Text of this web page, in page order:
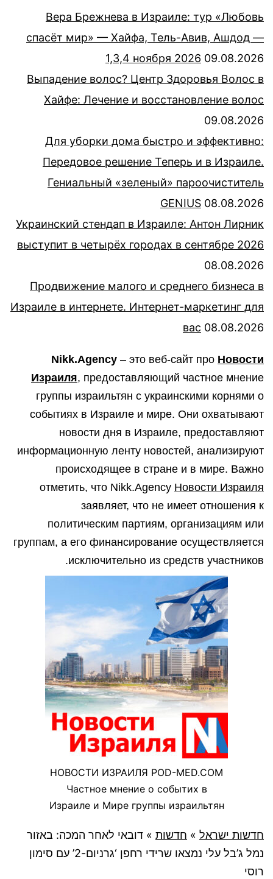
Вера Брежнева в Израиле: тур «Любовь
спасёт мир» — Хайфа, Тель-Авив, Ашдод —
1,3,4 ноября 2026 09.08.2026
Выпадение волос? Центр Здоровья Волос в
Хайфе: Лечение и восстановление волос
09.08.2026
Для уборки дома быстро и эффективно:
Передовое решение Теперь и в Израиле.
Гениальный «зеленый» пароочиститель
GENIUS 08.08.2026
Украинский стендап в Израиле: Антон Лирник
выступит в четырёх городах в сентябре 2026
08.08.2026
Продвижение малого и среднего бизнеса в
Израиле в интернете. Интернет-маркетинг для
вас 08.08.2026
Nikk.Agency – это веб-сайт про Новости
Израиля, предоставляющий частное мнение
группы израильтян с украинскими корнями о
событиях в Израиле и мире. Они охватывают
новости дня в Израиле, предоставляют
информационную ленту новостей, анализируют
происходящее в стране и в мире. Важно
отметить, что Nikk.Agency Новости Израиля
заявляет, что не имеет отношения к
политическим партиям, организациям или
группам, а его финансирование осуществляется
исключительно из средств участников.
НОВОСТИ ИЗРАИЛЯ POD-MED.COM
Частное мнение о событих в
Израиле и Мире группы израильтян
חדשות ישראל » חדשות » דובאי לאחר המכה: באזור
נמל ג’בל עלי נמצאו שרידי רחפן ‘גרניום-2’ עם סימון
רוסי